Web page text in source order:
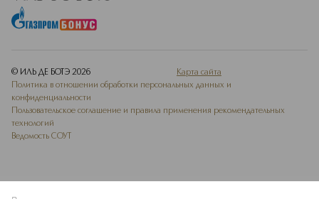
© ИЛЬ ДЕ БОТЭ 2026
Карта сайта
Политика в отношении обработки персональных данных и
конфиденциальности
Пользовательское соглашение и правила применения рекомендательных
технологий
Ведомость СОУТ